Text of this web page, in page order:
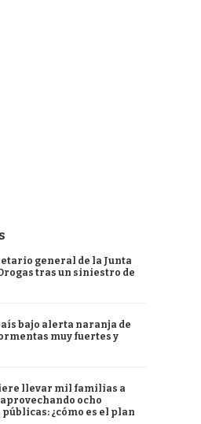
general de la Junta
tras un siniestro de
bajo alerta naranja de
muy fuertes y
llevar mil familias a
ocho
¿cómo es el plan